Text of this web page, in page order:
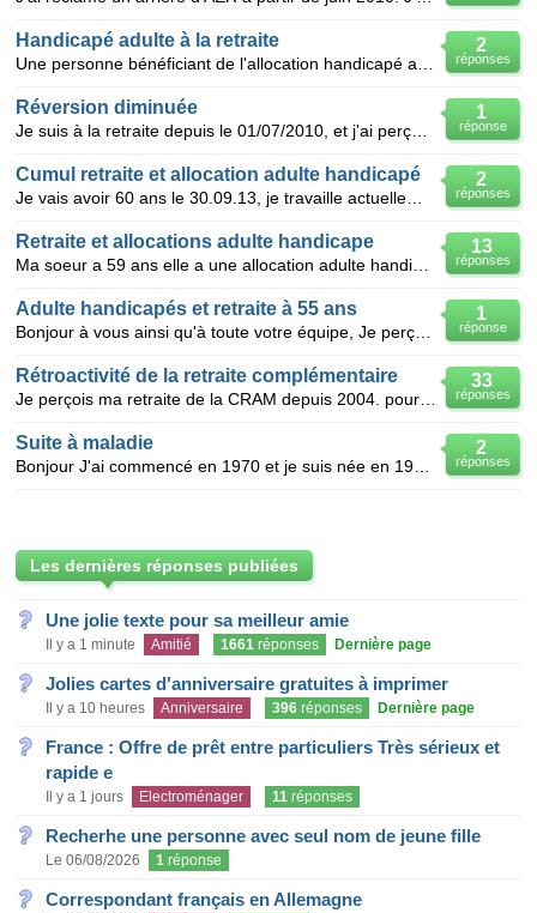
2
réponses
Handicapé adulte à la retraite
1
réponse
Réversion diminuée
2
réponses
Cumul retraite et allocation adulte handicapé
13
réponses
Retraite et allocations adulte handicape
1
réponse
Adulte handicapés et retraite à 55 ans
33
réponses
Rétroactivité de la retraite complémentaire
2
réponses
Suite à maladie
Les dernières réponses publiées
Une jolie texte pour sa meilleur amie
Il y a 1 minute Amitié 1661 réponses Dernière page
Jolies cartes d'anniversaire gratuites à imprimer
Il y a 10 heures Anniversaire 396 réponses Dernière page
France : Offre de prêt entre particuliers Très sérieux et
rapide e
Il y a 1 jours Electroménager 11 réponses
Recherhe une personne avec seul nom de jeune fille
Le 06/08/2026 1 réponse
Correspondant français en Allemagne